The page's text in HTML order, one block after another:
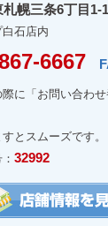
幌三条6丁目1-
石店内
6667
に「お問い合わ
とスムーズです。
32992